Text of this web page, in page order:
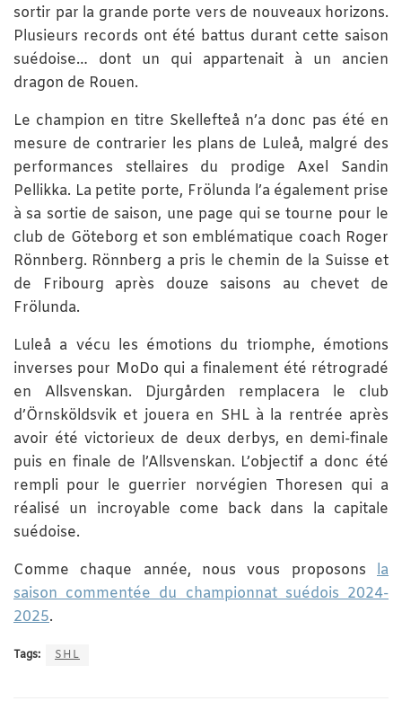
sortir par la grande porte vers de nouveaux horizons.
Plusieurs records ont été battus durant cette saison
suédoise… dont un qui appartenait à un ancien
dragon de Rouen.
Le champion en titre Skellefteå n’a donc pas été en
mesure de contrarier les plans de Luleå, malgré des
performances stellaires du prodige Axel Sandin
Pellikka. La petite porte, Frölunda l’a également prise
à sa sortie de saison, une page qui se tourne pour le
club de Göteborg et son emblématique coach Roger
Rönnberg. Rönnberg a pris le chemin de la Suisse et
de Fribourg après douze saisons au chevet de
Frölunda.
Luleå a vécu les émotions du triomphe, émotions
inverses pour MoDo qui a finalement été rétrogradé
en Allsvenskan. Djurgården remplacera le club
d’Örnsköldsvik et jouera en SHL à la rentrée après
avoir été victorieux de deux derbys, en demi-finale
puis en finale de l’Allsvenskan. L’objectif a donc été
rempli pour le guerrier norvégien Thoresen qui a
réalisé un incroyable come back dans la capitale
suédoise.
Comme chaque année, nous vous proposons la
saison commentée du championnat suédois 2024-
2025.
Tags: SHL